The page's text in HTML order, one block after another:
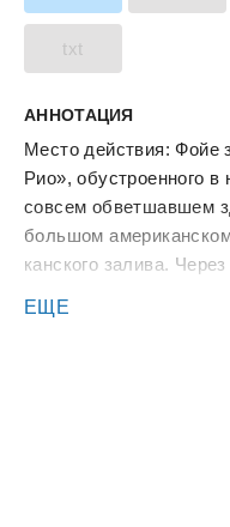
txt
АННОТАЦИЯ
Мес­то дей­ствия: Фойе
Рио», обус­тро­ен­но­го в
сов­сем об­ветшав­шем
боль­шом
кан­ско­го за­лива.
делят его под снос,
ЕЩЕ